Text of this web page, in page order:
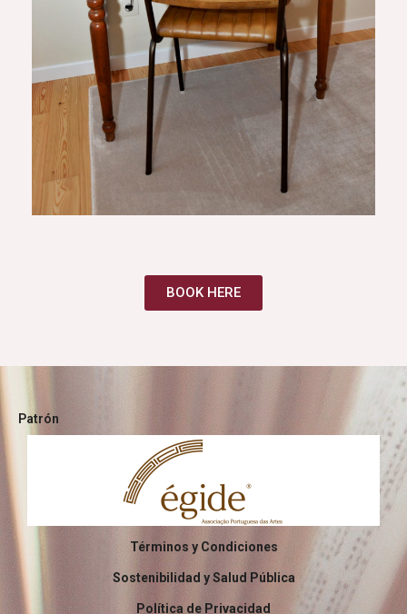
BOOK HERE
Patrón
Términos y Condiciones
Sostenibilidad y Salud Pública
Política de Privacidad